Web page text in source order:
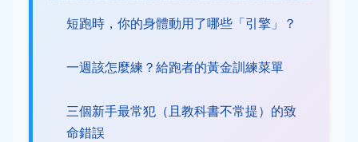
短跑時，你的身體動用了哪些「引擎」？
一週該怎麼練？給跑者的黃金訓練菜單
三個新手最常犯（且教科書不常提）的致
命錯誤